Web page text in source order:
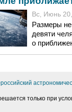
Вс, Июнь
Размеры
девяти
о
только при